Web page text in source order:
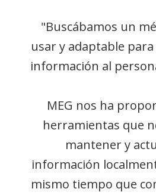
"Buscábamos un
usar y adaptable
información al
MEG nos ha
herramientas que
mantener y
información
mismo tiempo que